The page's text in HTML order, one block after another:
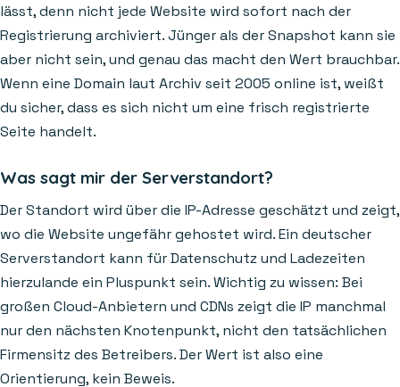
lässt, denn nicht jede Website wird sofort nach der
Registrierung archiviert. Jünger als der Snapshot kann sie
aber nicht sein, und genau das macht den Wert brauchbar.
Wenn eine Domain laut Archiv seit 2005 online ist, weißt
du sicher, dass es sich nicht um eine frisch registrierte
Seite handelt.
Was sagt mir der Serverstandort?
Der Standort wird über die IP-Adresse geschätzt und zeigt,
wo die Website ungefähr gehostet wird. Ein deutscher
Serverstandort kann für Datenschutz und Ladezeiten
hierzulande ein Pluspunkt sein. Wichtig zu wissen: Bei
großen Cloud-Anbietern und CDNs zeigt die IP manchmal
nur den nächsten Knotenpunkt, nicht den tatsächlichen
Firmensitz des Betreibers. Der Wert ist also eine
Orientierung, kein Beweis.